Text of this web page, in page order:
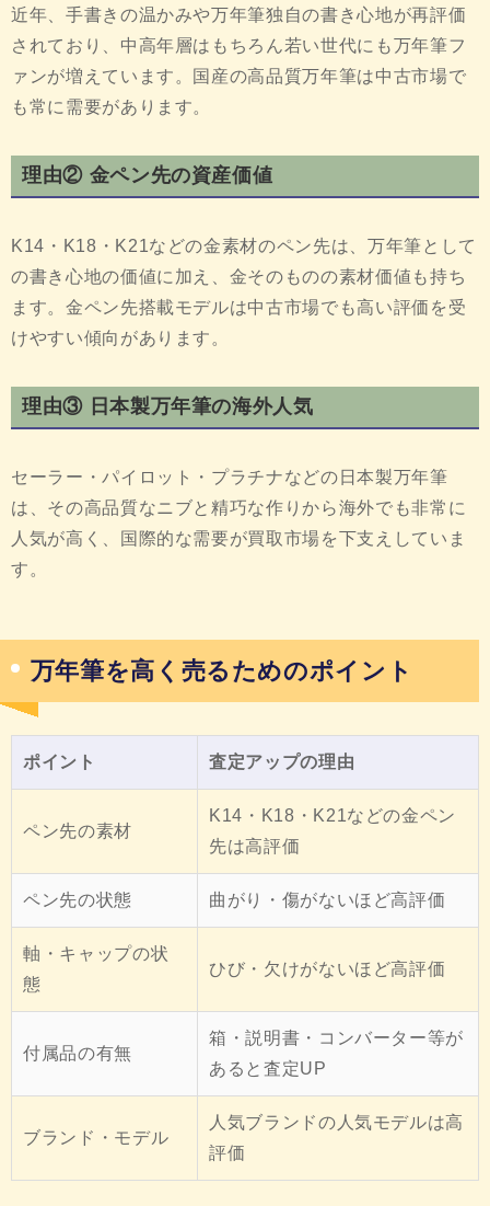
近年、手書きの温かみや万年筆独自の書き心地が再評価
されており、中高年層はもちろん若い世代にも万年筆フ
ァンが増えています。国産の高品質万年筆は中古市場で
も常に需要があります。
理由② 金ペン先の資産価値
K14・K18・K21などの金素材のペン先は、万年筆として
の書き心地の価値に加え、金そのものの素材価値も持ち
ます。金ペン先搭載モデルは中古市場でも高い評価を受
けやすい傾向があります。
理由③ 日本製万年筆の海外人気
セーラー・パイロット・プラチナなどの日本製万年筆
は、その高品質なニブと精巧な作りから海外でも非常に
人気が高く、国際的な需要が買取市場を下支えしていま
す。
万年筆を高く売るためのポイント
ポイント 査定アップの理由
ペン先の素材
K14・K18・K21などの金ペン
先は高評価
ペン先の状態 曲がり・傷がないほど高評価
軸・キャップの状
態
ひび・欠けがないほど高評価
付属品の有無
箱・説明書・コンバーター等が
あると査定UP
ブランド・モデル
人気ブランドの人気モデルは高
評価